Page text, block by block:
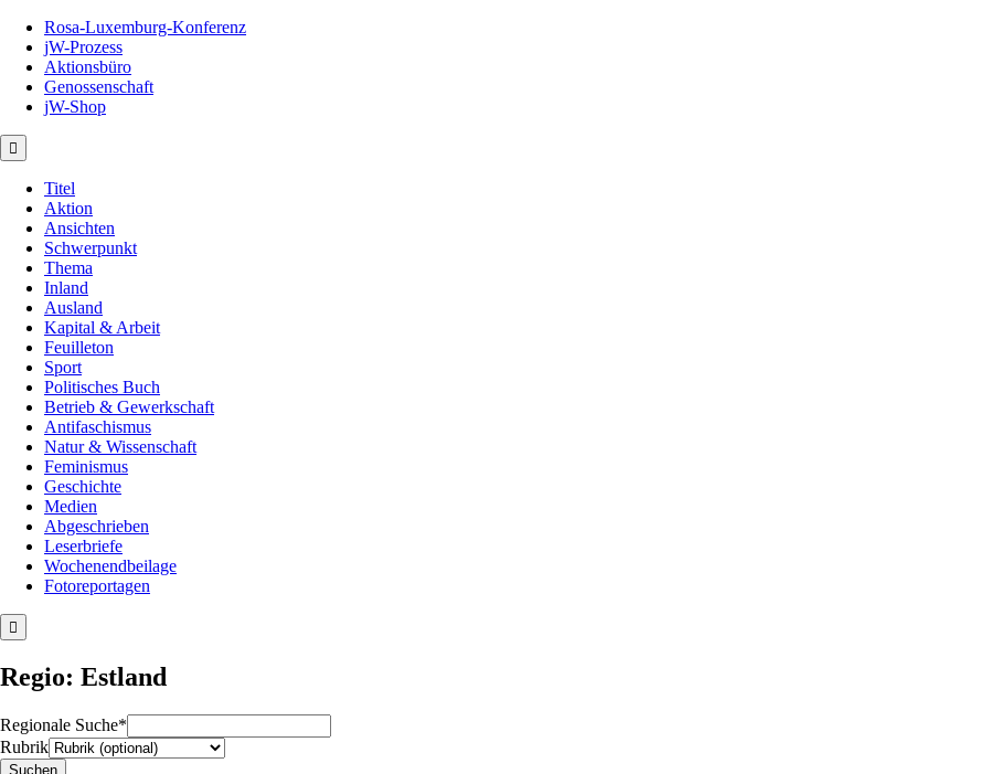
Rosa-Luxemburg-Konferenz
jW-Prozess
Aktionsbüro
Genossenschaft
jW-Shop
Titel
Aktion
Ansichten
Schwerpunkt
Thema
Inland
Ausland
Kapital & Arbeit
Feuilleton
Sport
Politisches Buch
Betrieb & Gewerkschaft
Antifaschismus
Natur & Wissenschaft
Feminismus
Geschichte
Medien
Abgeschrieben
Leserbriefe
Wochenendbeilage
Fotoreportagen
Regio: Estland
Regionale Suche*
Rubrik